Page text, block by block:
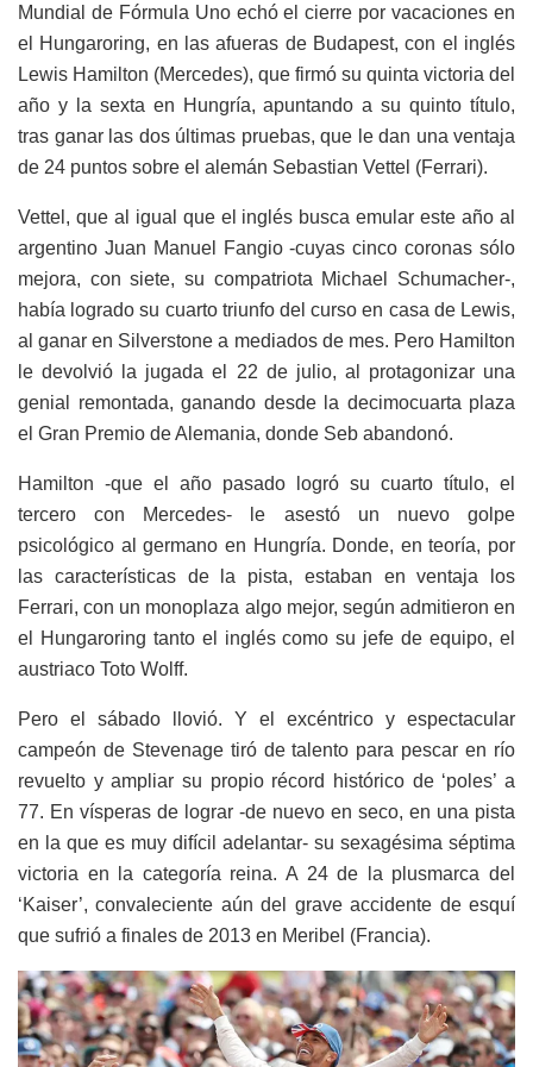
Mundial de Fórmula Uno echó el cierre por vacaciones en
el Hungaroring, en las afueras de Budapest, con el inglés
Lewis Hamilton (Mercedes), que firmó su quinta victoria del
año y la sexta en Hungría, apuntando a su quinto título,
tras ganar las dos últimas pruebas, que le dan una ventaja
de 24 puntos sobre el alemán Sebastian Vettel (Ferrari).
Vettel, que al igual que el inglés busca emular este año al
argentino Juan Manuel Fangio -cuyas cinco coronas sólo
mejora, con siete, su compatriota Michael Schumacher-,
había logrado su cuarto triunfo del curso en casa de Lewis,
al ganar en Silverstone a mediados de mes. Pero Hamilton
le devolvió la jugada el 22 de julio, al protagonizar una
genial remontada, ganando desde la decimocuarta plaza
el Gran Premio de Alemania, donde Seb abandonó.
Hamilton -que el año pasado logró su cuarto título, el
tercero con Mercedes- le asestó un nuevo golpe
psicológico al germano en Hungría. Donde, en teoría, por
las características de la pista, estaban en ventaja los
Ferrari, con un monoplaza algo mejor, según admitieron en
el Hungaroring tanto el inglés como su jefe de equipo, el
austriaco Toto Wolff.
Pero el sábado llovió. Y el excéntrico y espectacular
campeón de Stevenage tiró de talento para pescar en río
revuelto y ampliar su propio récord histórico de ‘poles’ a
77. En vísperas de lograr -de nuevo en seco, en una pista
en la que es muy difícil adelantar- su sexagésima séptima
victoria en la categoría reina. A 24 de la plusmarca del
‘Kaiser’, convaleciente aún del grave accidente de esquí
que sufrió a finales de 2013 en Meribel (Francia).